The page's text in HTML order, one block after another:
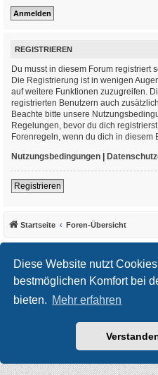
Diese Website nutzt
bestmöglichen Komfort bei
bieten. Mehr erfahren
REGISTRIEREN
Du musst in diesem Forum registriert
Die Registrierung ist in wenigen
auf weitere Funktionen zuzugreifen.
registrierten Benutzern auch
Beachte bitte unsere
Regelungen, bevor du dich
Forenregeln, wenn du dich in diesem
Nutzungsbedingungen |
Registrieren
Startseite Foren-Übersicht
Updated to
*Style
Powered byphpBB ®
Datenschutz